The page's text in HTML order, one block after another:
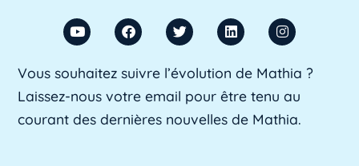
ADA SUP
ADA SUP est l'acronyme de l'Association
professionnelle des directeurs d'achats des [...]
Vous souhaitez suivre l’évolution de Mathia ?
Laissez-nous votre email pour être tenu au
courant des dernières nouvelles de Mathia.